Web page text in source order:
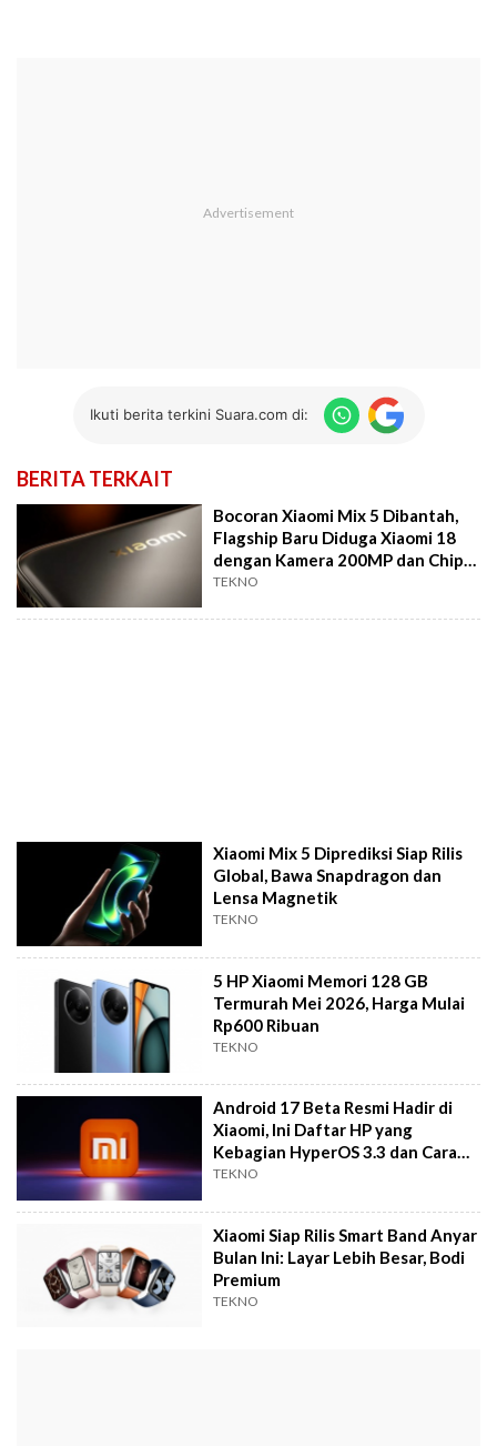
Ikuti berita terkini Suara.com di:
BERITA TERKAIT
Bocoran Xiaomi Mix 5 Dibantah,
Flagship Baru Diduga Xiaomi 18
dengan Kamera 200MP dan Chip
2nm
TEKNO
Xiaomi Mix 5 Diprediksi Siap Rilis
Global, Bawa Snapdragon dan
Lensa Magnetik
TEKNO
5 HP Xiaomi Memori 128 GB
Termurah Mei 2026, Harga Mulai
Rp600 Ribuan
TEKNO
Android 17 Beta Resmi Hadir di
Xiaomi, Ini Daftar HP yang
Kebagian HyperOS 3.3 dan Cara
Instalasinya
TEKNO
Xiaomi Siap Rilis Smart Band Anyar
Bulan Ini: Layar Lebih Besar, Bodi
Premium
TEKNO